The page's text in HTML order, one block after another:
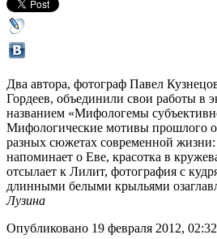
Два автора, фотограф Павел
Гордеев, объединили свои работы в
названием «Мифологемы
Мифологические мотивы прошлого
разных сюжетах современной жизни:
напоминает о Еве, красотка в
отсылает к Лилит, фотография с
длинными белыми крыльями
Лузина
Опубликовано 19 февраля 2012, 02:32